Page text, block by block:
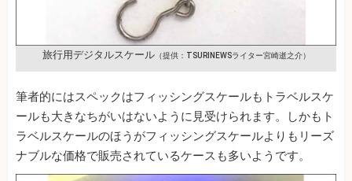
旅行用デジタルスケール（提供：TSURINEWSライター宮崎逝之介）
筆者的にはスペックはフィッシングスケールもトラベルスケ
ールも大きなちがいはないように見受けられます。しかもト
ラベルスケールのほうがフィッシングスケールよりもリーズ
ナブルな価格で販売されているケースも多いようです。